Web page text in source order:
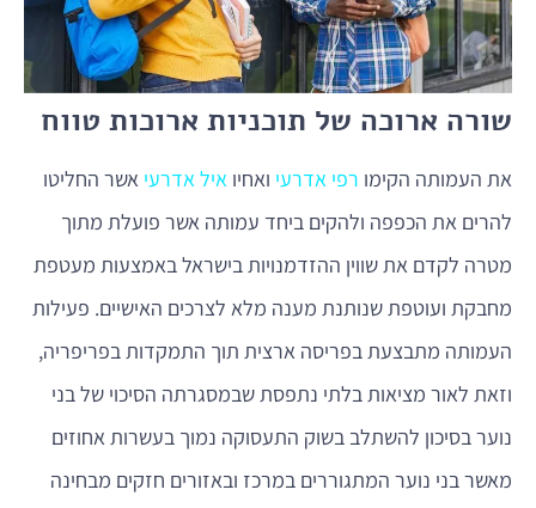
שורה ארוכה של תוכניות ארוכות טווח
את העמותה הקימו רפי אדרעי ואחיו איל אדרעי אשר החליטו
להרים את הכפפה ולהקים ביחד עמותה אשר פועלת מתוך
מטרה לקדם את שווין ההזדמנויות בישראל באמצעות מעטפת
מחבקת ועוטפת שנותנת מענה מלא לצרכים האישיים. פעילות
העמותה מתבצעת בפריסה ארצית תוך התמקדות בפריפריה,
וזאת לאור מציאות בלתי נתפסת שבמסגרתה הסיכוי של בני
נוער בסיכון להשתלב בשוק התעסוקה נמוך בעשרות אחוזים
מאשר בני נוער המתגוררים במרכז ובאזורים חזקים מבחינה